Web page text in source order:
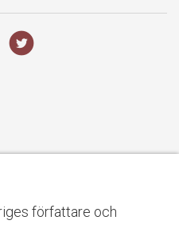
författare och